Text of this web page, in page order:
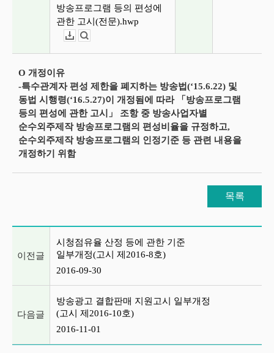
방송프로그램 등의 편성에
관한 고시(전문).hwp
O 개정이유
-특수관계자 편성 제한을 폐지하는 방송법(‘15.6.22) 및
동법 시행령(‘16.5.27)이 개정됨에 따라 「방송프로그램
등의 편성에 관한 고시」 조항 중 방송사업자별
순수외주제작 방송프로그램의 편성비율을 규정하고,
순수외주제작 방송프로그램의 인정기준 등 관련 내용을
개정하기 위함
목록
이전글
시청점유율 산정 등에 관한 기준
일부개정(고시 제2016-8호)
2016-09-30
다음글
방송광고 결합판매 지원고시 일부개정
(고시 제2016-10호)
2016-11-01